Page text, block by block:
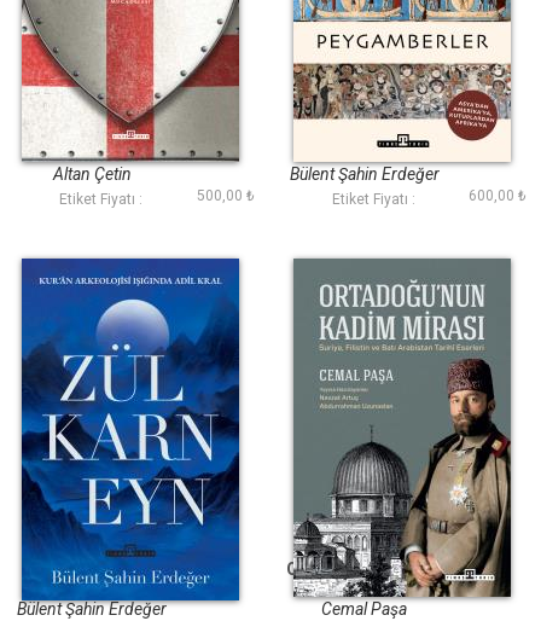
Haçlı Seferleri
Altan Çetin
Etiket Fiyatı : 500,00 ₺
Bilinmeyen
Peygamberler
Bülent Şahin Erdeğer
Etiket Fiyatı : 600,00 ₺
Zülkarneyn
Bülent Şahin Erdeğer
Ortadoğunun Kadim
Mirası
Cemal Paşa